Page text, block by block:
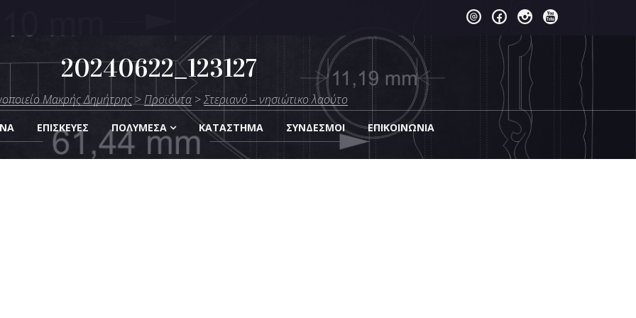
ΕΠΙΣΚΕΎΕΣ ΠΟΛΥΜΈΣΑ KΑΤΆΣΤΗΜΑ ΣΎΝΔΕΣΜΟΙ EΠΙΚΟΙΝΩΝΊΑ
20240622_123127
Μακρής Δημήτρης>Προϊόντα>Στεριανό – νησιώτικο λαούτο